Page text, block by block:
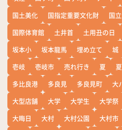
国土美化
国指定重要文化財 国
国際体育館
土井首 土用丑の日
坂本小
坂本龍馬 埋め立て 城
壱岐
壱岐市 売れ行き 夏
多比良港
多良見 多良見町 大
大型店舗
大学 大学生 大学祭
大晦日
大村 大村公園 大村市